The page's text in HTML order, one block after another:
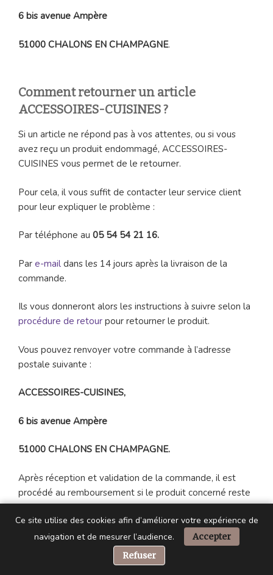
6 bis avenue Ampère
51000 CHALONS EN CHAMPAGNE.
Comment retourner un article
ACCESSOIRES-CUISINES ?
Si un article ne répond pas à vos attentes, ou si vous
avez reçu un produit endommagé, ACCESSOIRES-
CUISINES vous permet de le retourner.
Pour cela, il vous suffit de contacter leur service client
pour leur expliquer le problème :
Par téléphone au 05 54 54 21 16.
Par e-mail dans les 14 jours après la livraison de la
commande.
Ils vous donneront alors les instructions à suivre selon la
procédure de retour pour retourner le produit.
Vous pouvez renvoyer votre commande à l’adresse
postale suivante :
ACCESSOIRES-CUISINES,
6 bis avenue Ampère
51000 CHALONS EN CHAMPAGNE.
Après réception et validation de la commande, il est
procédé au remboursement si le produit concerné reste
intact.
Comment annuler ma commande
Ce site utilise des cookies afin d’améliorer votre expérience de
navigation et de mesurer l’audience.
Accepter
Refuser